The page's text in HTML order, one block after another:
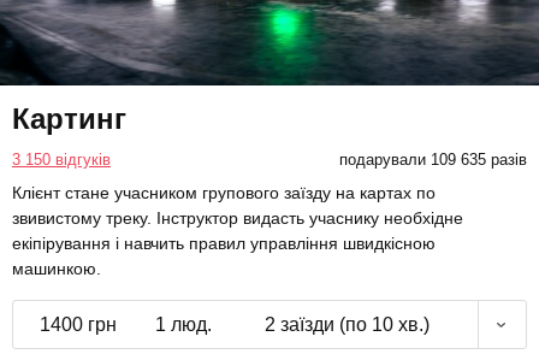
Картинг
3 150 відгуків подарували 109 635 разів
Клієнт стане учасником групового заїзду на картах по
звивистому треку. Інструктор видасть учаснику необхідне
екіпірування і навчить правил управління швидкісною
машинкою.
1400 грн 1 люд. 2 заїзди (по 10 хв.)